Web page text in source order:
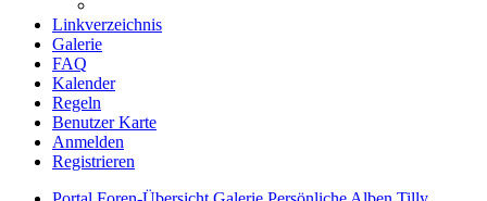
Linkverzeichnis
Galerie
FAQ
Kalender
Regeln
Benutzer Karte
Anmelden
Registrieren